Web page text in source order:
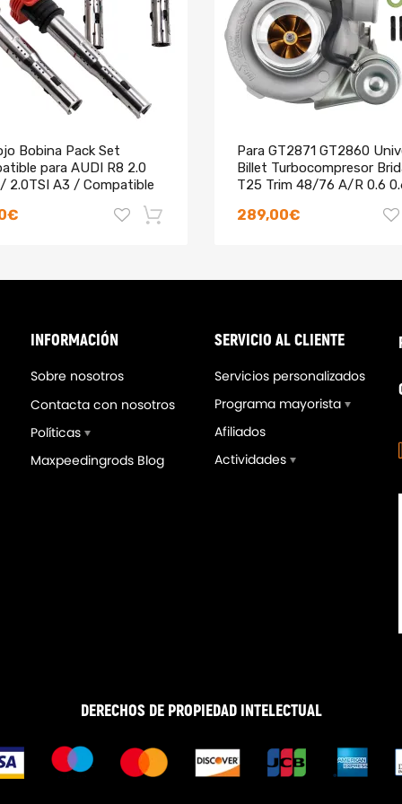
vida útil y calidad)
y larga vida útil.
recomendable verificar el número de pieza existente antes de
Bobina Pack Set
para AUDI R8 2.0
2.0TSI A3 / Compatible
Golf 5 / Leon 06E905115E
Para GT2871 GT2860
Billet Turbocompresor
T25 Trim 48/76 A/R 0.6
289,00€
-18%
E46 Sedán Coupe 1998-
INFORMACIÓN
Sobre nosotros
Contacta con nosotros
Políticas
Maxpeedingrods Blog
SERVICIO AL CLIENTE
Servicios personalizados
Programa mayorista
Afiliados
Actividades
DERECHOS DE PROPIEDAD INTELECTUAL